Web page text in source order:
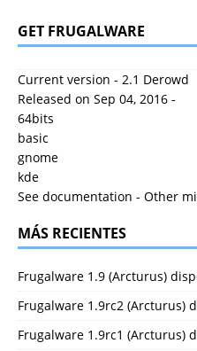
GET FRUGALWARE
Current version - 2.1 Derowd
Released on Sep 04, 2016 -
64bits
basic
gnome
kde
See documentation - Other
MÁS RECIENTES
Frugalware 1.9 (Arcturus)
Frugalware 1.9rc2 (Arcturus)
Frugalware 1.9rc1 (Arcturus)